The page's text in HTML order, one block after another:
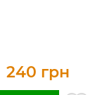
240 грн